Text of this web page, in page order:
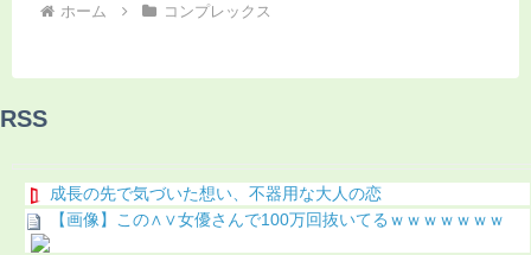
ホーム コンプレックス
RSS
成長の先で気づいた想い、不器用な大人の恋
【画像】この∧∨女優さんで100万回抜いてるｗｗｗｗｗｗｗ